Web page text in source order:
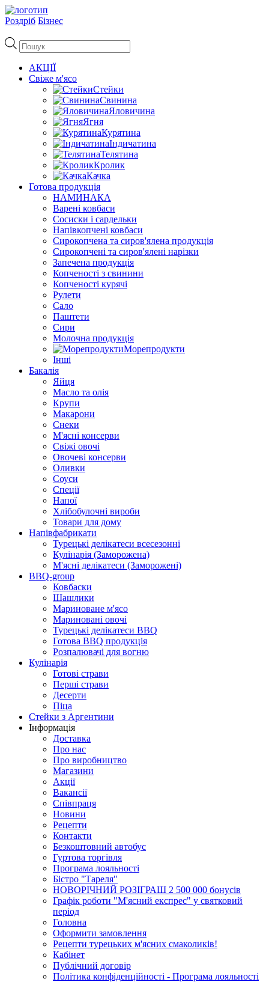
Роздріб Бізнес
Пошук
товарів
АКЦІЇ
Свіже м'ясо
Стейки
Свинина
Яловичина
Ягня
Курятина
Індичатина
Телятина
Кролик
Качка
Готова продукція
НАМИНАКА
Варені ковбаси
Сосиски і сардельки
Напівкопчені ковбаси
Сирокопчена та сиров'ялена продукція
Сирокопчені та сиров'ялені нарізки
Запечена продукція
Копченості з свинини
Копченості курячі
Рулети
Сало
Паштети
Сири
Молочна продукція
Морепродукти
Інші
Бакалія
Яйця
Масло та олія
Крупи
Макарони
Снеки
М'ясні консерви
Свіжі овочі
Овочеві консерви
Оливки
Соуси
Спеції
Напої
Хлібобулочні вироби
Товари для дому
Напівфабрикати
Турецькі делікатеси всесезонні
Кулінарія (Заморожена)
М'ясні делікатеси (Заморожені)
BBQ-group
Ковбаски
Шашлики
Мариноване м'ясо
Мариновані овочі
Турецькі делікатеси BBQ
Готова BBQ продукція
Розпалювачі для вогню
Кулінарія
Готові страви
Перші страви
Десерти
Піца
Стейки з Аргентини
Інформація
Доставка
Про нас
Про виробництво
Магазини
Акції
Вакансії
Співпраця
Новини
Рецепти
Контакти
Безкоштовний автобус
Гуртова торгівля
Програма лояльності
Бістро "Тареля"
НОВОРІЧНИЙ РОЗІГРАШ 2 500 000 бонусів
Графік роботи "М'ясний експрес" у святковий
період
Головна
Оформити замовлення
Рецепти турецьких м'ясних смаколиків!
Кабінет
Публічний договір
Політика конфіденційності - Програма лояльності